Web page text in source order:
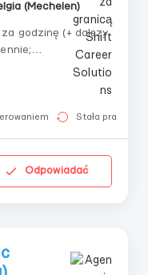
(Mechelen)
Znajomość języka ...
Stała praca
Odpowiadać